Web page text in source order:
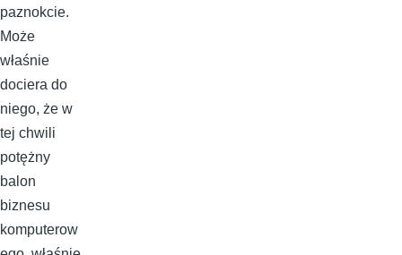
paznokcie.
Może
właśnie
dociera do
niego, że w
tej chwili
potężny
balon
biznesu
komputerow